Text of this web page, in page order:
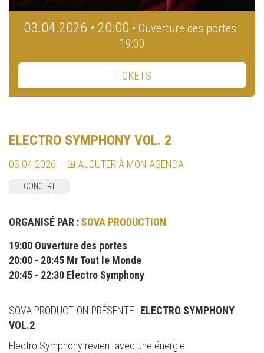
03.04.2026 • 20:00 • Ouverture des portes :
19:00
TICKETS
ELECTRO SYMPHONY VOL. 2
03.04.2026 AJOUTER À MON AGENDA
CONCERT
ORGANISÉ PAR : SOVA PRODUCTION
19:00 Ouverture des portes
20:00 - 20:45 Mr Tout le Monde
20:45 - 22:30 Electro Symphony
SOVA PRODUCTION PRÉSENTE : ELECTRO SYMPHONY
VOL.2
Electro Symphony revient avec une énergie